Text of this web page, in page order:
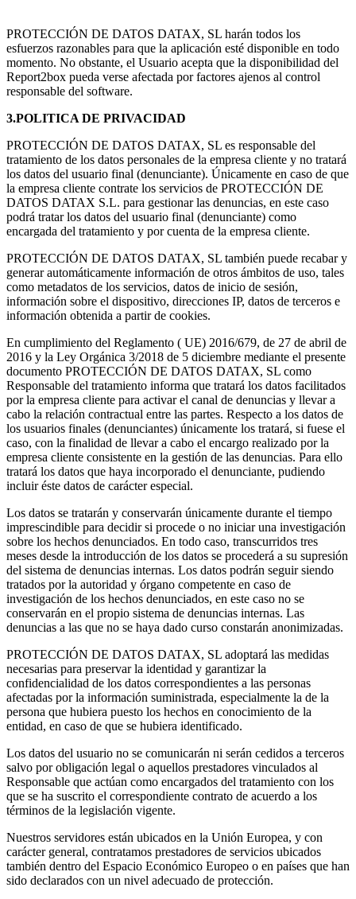
PROTECCIÓN DE DATOS DATAX, SL harán todos los
esfuerzos razonables para que la aplicación esté disponible en todo
momento. No obstante, el Usuario acepta que la disponibilidad del
Report2box pueda verse afectada por factores ajenos al control
responsable del software.
3.POLITICA DE PRIVACIDAD
PROTECCIÓN DE DATOS DATAX, SL es responsable del
tratamiento de los datos personales de la empresa cliente y no tratará
los datos del usuario final (denunciante). Únicamente en caso de que
la empresa cliente contrate los servicios de PROTECCIÓN DE
DATOS DATAX S.L. para gestionar las denuncias, en este caso
podrá tratar los datos del usuario final (denunciante) como
encargada del tratamiento y por cuenta de la empresa cliente.
PROTECCIÓN DE DATOS DATAX, SL también puede recabar y
generar automáticamente información de otros ámbitos de uso, tales
como metadatos de los servicios, datos de inicio de sesión,
información sobre el dispositivo, direcciones IP, datos de terceros e
información obtenida a partir de cookies.
En cumplimiento del Reglamento ( UE) 2016/679, de 27 de abril de
2016 y la Ley Orgánica 3/2018 de 5 diciembre mediante el presente
documento PROTECCIÓN DE DATOS DATAX, SL como
Responsable del tratamiento informa que tratará los datos facilitados
por la empresa cliente para activar el canal de denuncias y llevar a
cabo la relación contractual entre las partes. Respecto a los datos de
los usuarios finales (denunciantes) únicamente los tratará, si fuese el
caso, con la finalidad de llevar a cabo el encargo realizado por la
empresa cliente consistente en la gestión de las denuncias. Para ello
tratará los datos que haya incorporado el denunciante, pudiendo
incluir éste datos de carácter especial.
Los datos se tratarán y conservarán únicamente durante el tiempo
imprescindible para decidir si procede o no iniciar una investigación
sobre los hechos denunciados. En todo caso, transcurridos tres
meses desde la introducción de los datos se procederá a su supresión
del sistema de denuncias internas. Los datos podrán seguir siendo
tratados por la autoridad y órgano competente en caso de
investigación de los hechos denunciados, en este caso no se
conservarán en el propio sistema de denuncias internas. Las
denuncias a las que no se haya dado curso constarán anonimizadas.
PROTECCIÓN DE DATOS DATAX, SL adoptará las medidas
necesarias para preservar la identidad y garantizar la
confidencialidad de los datos correspondientes a las personas
afectadas por la información suministrada, especialmente la de la
persona que hubiera puesto los hechos en conocimiento de la
entidad, en caso de que se hubiera identificado.
Los datos del usuario no se comunicarán ni serán cedidos a terceros
salvo por obligación legal o aquellos prestadores vinculados al
Responsable que actúan como encargados del tratamiento con los
que se ha suscrito el correspondiente contrato de acuerdo a los
términos de la legislación vigente.
Nuestros servidores están ubicados en la Unión Europea, y con
carácter general, contratamos prestadores de servicios ubicados
también dentro del Espacio Económico Europeo o en países que han
sido declarados con un nivel adecuado de protección.